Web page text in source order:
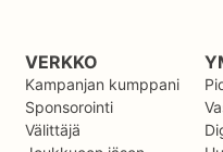
VERKKO
Kampanjan kumppani
Sponsorointi
Välittäjä